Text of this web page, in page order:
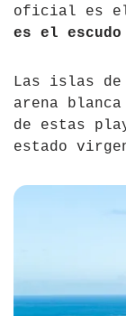
Noruega
Portugal
Polonia
oficial es el
es el escudo
Las islas de
arena
de estas
estado